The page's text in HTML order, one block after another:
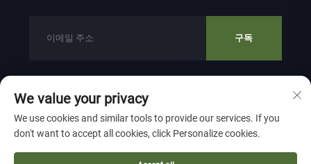
구독
저작권 © 2024 ZHEJIANG WEIYU VENTILATION
ELECTROMECHANICAL CO.,LTD 소유
개인정보 보호 정책
맨 위로 이동
We value your privacy
We use cookies and similar tools to provide our services. If you
don't want to accept all cookies, click Personalize cookies.